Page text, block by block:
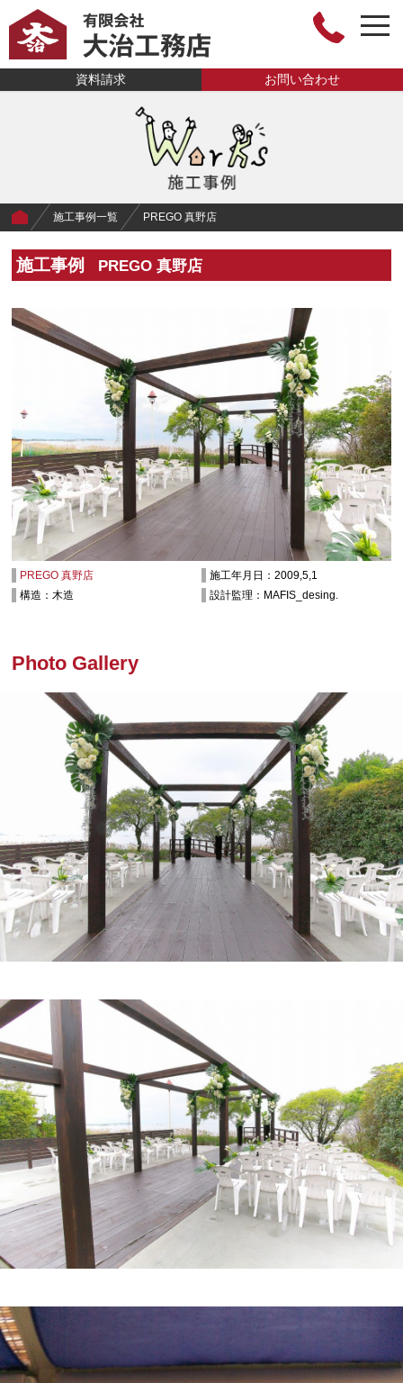
有限会社大治工
資料請求 お問い合わせ
施工事例一覧 PREGO 真野店
施工事例 PREGO 真野店
PREGO 真野店
施工年月日：2009,5,1
構造：木造
設計監理：MAFIS_desing.
Photo Gallery